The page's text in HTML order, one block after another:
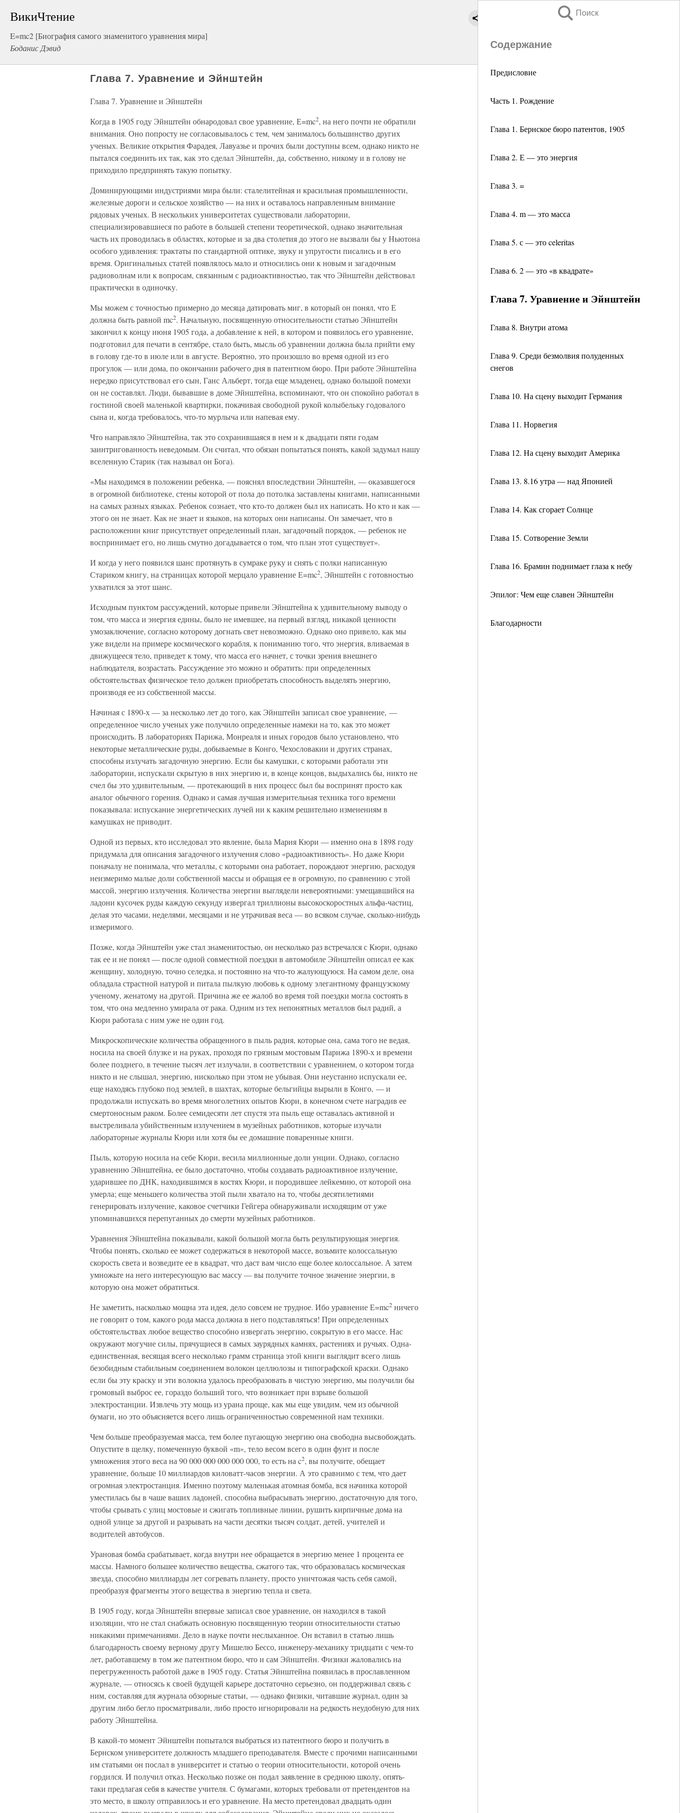
ВикиЧтение
E=mc2 [Биография самого знаменитого уравнения мира]
Боданис Дэвид
Поиск
Содержание
Предисловие
Часть 1. Рождение
Глава 1. Бернское бюро патентов, 1905
Глава 2. Е — это энергия
Глава 3. =
Глава 4. m — это масса
Глава 5. с — это celeritas
Глава 6. 2 — это «в квадрате»
Глава 7. Уравнение и Эйнштейн
Глава 8. Внутри атома
Глава 9. Среди безмолвия полуденных
снегов
Глава 10. На сцену выходит Германия
Глава 11. Норвегия
Глава 12. На сцену выходит Америка
Глава 13. 8.16 утра — над Японией
Глава 14. Как сгорает Солнце
Глава 15. Сотворение Земли
Глава 16. Брамин поднимает глаза к небу
Эпилог: Чем еще славен Эйнштейн
Благодарности
Глава 7. Уравнение и Эйнштейн
Глава 7. Уравнение и Эйнштейн
Когда в 1905 году Эйнштейн обнародовал свое уравнение, Е=mc2, на него почти не обратили
внимания. Оно попросту не согласовывалось с тем, чем занималось большинство других
ученых. Великие открытия Фарадея, Лавуазье и прочих были доступны всем, однако никто не
пытался соединить их так, как это сделал Эйнштейн, да, собственно, никому и в голову не
приходило предпринять такую попытку.
Доминирующими индустриями мира были: сталелитейная и красильная промышленности,
железные дороги и сельское хозяйство — на них и оставалось направленным внимание
рядовых ученых. В нескольких университетах существовали лаборатории,
специализировавшиеся по работе в большей степени теоретической, однако значительная
часть их проводилась в областях, которые и за два столетия до этого не вызвали бы у Ньютона
особого удивления: трактаты по стандартной оптике, звуку и упругости писались и в его
время. Оригинальных статей появлялось мало и относились они к новым и загадочным
радиоволнам или к вопросам, связанным с радиоактивностью, так что Эйнштейн действовал
практически в одиночку.
Мы можем с точностью примерно до месяца датировать миг, в который он понял, что Е
должна быть равной mc2. Начальную, посвященную относительности статью Эйнштейн
закончил к концу июня 1905 года, а добавление к ней, в котором и появилось его уравнение,
подготовил для печати в сентябре, стало быть, мысль об уравнении должна была прийти ему
в голову где-то в июле или в августе. Вероятно, это произошло во время одной из его
прогулок — или дома, по окончании рабочего дня в патентном бюро. При работе Эйнштейна
нередко присутствовал его сын, Ганс Альберт, тогда еще младенец, однако большой помехи
он не составлял. Люди, бывавшие в доме Эйнштейна, вспоминают, что он спокойно работал в
гостиной своей маленькой квартирки, покачивая свободной рукой колыбельку годовалого
сына и, когда требовалось, что-то мурлыча или напевая ему.
Что направляло Эйнштейна, так это сохранившаяся в нем и к двадцати пяти годам
заинтригованность неведомым. Он считал, что обязан попытаться понять, какой задумал нашу
вселенную Старик (так называл он Бога).
«Мы находимся в положении ребенка, — пояснял впоследствии Эйнштейн, — оказавшегося
в огромной библиотеке, стены которой от пола до потолка заставлены книгами, написанными
на самых разных языках. Ребенок сознает, что кто-то должен был их написать. Но кто и как —
этого он не знает. Как не знает и языков, на которых они написаны. Он замечает, что в
расположении книг присутствует определенный план, загадочный порядок, — ребенок не
воспринимает его, но лишь смутно догадывается о том, что план этот существует».
И когда у него появился шанс протянуть в сумраке руку и снять с полки написанную
Стариком книгу, на страницах которой мерцало уравнение Е=mc2, Эйнштейн с готовностью
ухватился за этот шанс.
Исходным пунктом рассуждений, которые привели Эйнштейна к удивительному выводу о
том, что масса и энергия едины, было не имевшее, на первый взгляд, никакой ценности
умозаключение, согласно которому догнать свет невозможно. Однако оно привело, как мы
уже видели на примере космического корабля, к пониманию того, что энергия, вливаемая в
движущееся тело, приведет к тому, что масса его начнет, с точки зрения внешнего
наблюдателя, возрастать. Рассуждение это можно и обратить: при определенных
обстоятельствах физическое тело должен приобретать способность выделять энергию,
производя ее из собственной массы.
Начиная с 1890-х — за несколько лет до того, как Эйнштейн записал свое уравнение, —
определенное число ученых уже получило определенные намеки на то, как это может
происходить. В лабораториях Парижа, Монреаля и иных городов было установлено, что
некоторые металлические руды, добываемые в Конго, Чехословакии и других странах,
способны излучать загадочную энергию. Если бы камушки, с которыми работали эти
лаборатории, испускали скрытую в них энергию и, в конце концов, выдыхались бы, никто не
счел бы это удивительным, — протекающий в них процесс был бы воспринят просто как
аналог обычного горения. Однако и самая лучшая измерительная техника того времени
показывала: испускание энергетических лучей ни к каким решительно изменениям в
камушках не приводит.
Одной из первых, кто исследовал это явление, была Мария Кюри — именно она в 1898 году
придумала для описания загадочного излучения слово «радиоактивность». Но даже Кюри
поначалу не понимала, что металлы, с которыми она работает, порождают энергию, расходуя
неизмеримо малые доли собственной массы и обращая ее в огромную, по сравнению с этой
массой, энергию излучения. Количества энергии выглядели невероятными: умещавшийся на
ладони кусочек руды каждую секунду извергал триллионы высокоскоростных альфа-частиц,
делая это часами, неделями, месяцами и не утрачивая веса — во всяком случае, сколько-нибудь
измеримого.
Позже, когда Эйнштейн уже стал знаменитостью, он несколько раз встречался с Кюри, однако
так ее и не понял — после одной совместной поездки в автомобиле Эйнштейн описал ее как
женщину, холодную, точно селедка, и постоянно на что-то жалующуюся. На самом деле, она
обладала страстной натурой и питала пылкую любовь к одному элегантному французскому
ученому, женатому на другой. Причина же ее жалоб во время той поездки могла состоять в
том, что она медленно умирала от рака. Одним из тех непонятных металлов был радий, а
Кюри работала с ним уже не один год.
Микроскопические количества обращенного в пыль радия, которые она, сама того не ведая,
носила на своей блузке и на руках, проходя по грязным мостовым Парижа 1890-х и времени
более позднего, в течение тысяч лет излучали, в соответствии с уравнением, о котором тогда
никто и не слышал, энергию, нисколько при этом не убывая. Они неустанно испускали ее,
еще находясь глубоко под землей, в шахтах, которые бельгийцы вырыли в Конго, — и
продолжали испускать во время многолетних опытов Кюри, в конечном счете наградив ее
смертоносным раком. Более семидесяти лет спустя эта пыль еще оставалась активной и
выстреливала убийственным излучением в музейных работников, которые изучали
лабораторные журналы Кюри или хотя бы ее домашние поваренные книги.
Пыль, которую носила на себе Кюри, весила миллионные доли унции. Однако, согласно
уравнению Эйнштейна, ее было достаточно, чтобы создавать радиоактивное излучение,
ударившее по ДНК, находившимся в костях Кюри, и породившее лейкемию, от которой она
умерла; еще меньшего количества этой пыли хватало на то, чтобы десятилетиями
генерировать излучение, каковое счетчики Гейгера обнаруживали исходящим от уже
упоминавшихся перепуганных до смерти музейных работников.
Уравнения Эйнштейна показывали, какой большой могла быть результирующая энергия.
Чтобы понять, сколько ее может содержаться в некоторой массе, возьмите колоссальную
скорость света и возведите ее в квадрат, что даст вам число еще более колоссальное. А затем
умножьте на него интересующую вас массу — вы получите точное значение энергии, в
которую она может обратиться.
Не заметить, насколько мощна эта идея, дело совсем не трудное. Ибо уравнение Е=mc2 ничего
не говорит о том, какого рода масса должна в него подставляться! При определенных
обстоятельствах любое вещество способно извергать энергию, сокрытую в его массе. Нас
окружают могучие силы, прячущиеся в самых заурядных камнях, растениях и ручьях. Одна-
единственная, весящая всего несколько грамм страница этой книги выглядит всего лишь
безобидным стабильным соединением волокон целлюлозы и типографской краски. Однако
если бы эту краску и эти волокна удалось преобразовать в чистую энергию, мы получили бы
громовый выброс ее, гораздо больший того, что возникает при взрыве большой
электростанции. Извлечь эту мощь из урана проще, как мы еще увидим, чем из обычной
бумаги, но это объясняется всего лишь ограниченностью современной нам техники.
Чем больше преобразуемая масса, тем более пугающую энергию она свободна высвобождать.
Опустите в щелку, помеченную буквой «m», тело весом всего в один фунт и после
умножения этого веса на 90 000 000 000 000 000, то есть на c2, вы получите, обещает
уравнение, больше 10 миллиардов киловатт-часов энергии. А это сравнимо с тем, что дает
огромная электростанция. Именно поэтому маленькая атомная бомба, вся начинка которой
уместилась бы в чаше ваших ладоней, способна выбрасывать энергию, достаточную для того,
чтобы срывать с улиц мостовые и сжигать топливные линии, рушить кирпичные дома на
одной улице за другой и разрывать на части десятки тысяч солдат, детей, учителей и
водителей автобусов.
Урановая бомба срабатывает, когда внутри нее обращается в энергию менее 1 процента ее
массы. Намного большее количество вещества, сжатого так, что образовалась космическая
звезда, способно миллиарды лет согревать планету, просто уничтожая часть себя самой,
преобразуя фрагменты этого вещества в энергию тепла и света.
В 1905 году, когда Эйнштейн впервые записал свое уравнение, он находился в такой
изоляции, что не стал снабжать основную посвященную теории относительности статью
никакими примечаниями. Дело в науке почти неслыханное. Он вставил в статью лишь
благодарность своему верному другу Мишелю Бессо, инженеру-механику тридцати с чем-то
лет, работавшему в том же патентном бюро, что и сам Эйнштейн. Физики жаловались на
перегруженность работой даже в 1905 году. Статья Эйнштейна появилась в прославленном
журнале, — относясь к своей будущей карьере достаточно серьезно, он поддерживал связь с
ним, составляя для журнала обзорные статьи, — однако физики, читавшие журнал, один за
другим либо бегло просматривали, либо просто игнорировали на редкость неудобную для них
работу Эйнштейна.
В какой-то момент Эйнштейн попытался выбраться из патентного бюро и получить в
Бернском университете должность младшего преподавателя. Вместе с прочими написанными
им статьями он послал в университет и статью о теории относительности, которой очень
гордился. И получил отказ. Несколько позже он подал заявление в среднюю школу, опять-
таки предлагая себя в качестве учителя. С бумагами, которых требовали от претендентов на
это место, в школу отправилось и его уравнение. На место претендовал двадцать один